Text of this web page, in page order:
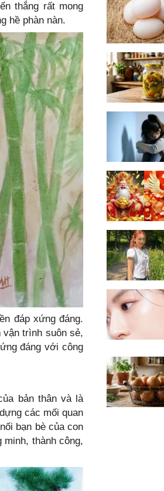
thắng rất mong
hề phàn nàn.
đáp xứng đáng.
vận trình suôn sẻ,
đáng với công
bản thân và là
các mối quan
bạn bè của con
thành công,